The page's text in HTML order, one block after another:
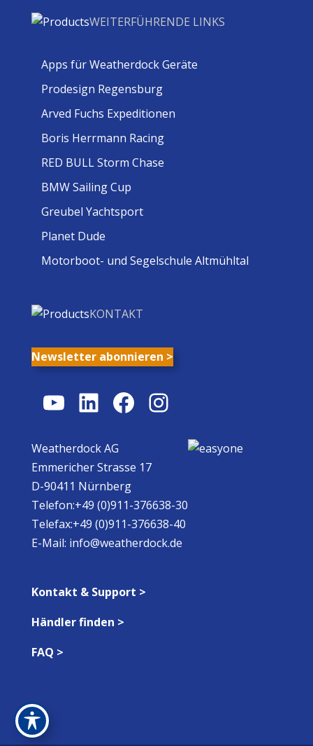
WEITERFÜHRENDE LINKS
Apps für Weatherdock Geräte
Prodesign Regensburg
Arved Fuchs Expeditionen
Boris Herrmann Racing
RED BULL Storm Chase
BMW Sailing Cup
Greubel Yachtsport
Planet Dude
Motorboot- und Segelschule Altmühltal
KONTAKT
Newsletter abonnieren >
YouTube
LinkedIn
Facebook
Instagram
Weatherdock AG
Emmericher Strasse 17
D-90411 Nürnberg
Telefon:+49 (0)911-376638-30
Telefax:+49 (0)911-376638-40
E-Mail: info@weatherdock.de
Kontakt & Support >
Händler finden >
FAQ >